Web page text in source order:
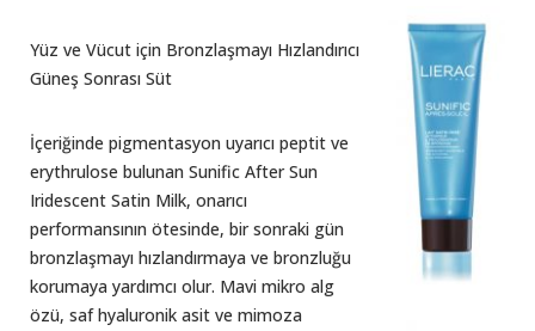
Yüz ve Vücut için Bronzlaşmayı Hızlandırıcı
Güneş Sonrası Süt
İçeriğinde pigmentasyon uyarıcı peptit ve
erythrulose bulunan Sunific After Sun
Iridescent Satin Milk, onarıcı
performansının ötesinde, bir sonraki gün
bronzlaşmayı hızlandırmaya ve bronzluğu
korumaya yardımcı olur. Mavi mikro alg
özü, saf hyaluronik asit ve mimoza